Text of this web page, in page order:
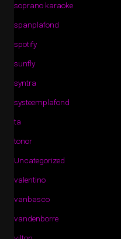
soprano karaoke
spanplafond
spotify
sunfly
syntra
systeemplafond
ta
tonor
Uncategorized
valentino
vanbasco
vandenborre